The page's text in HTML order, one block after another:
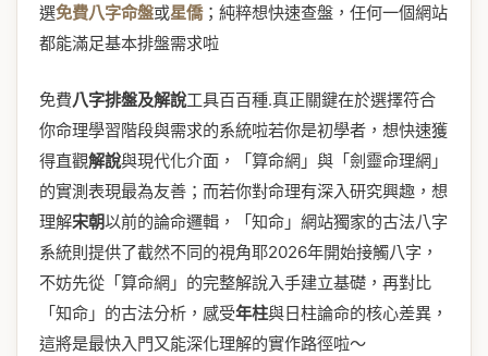
選免費八字命盤或星僑；純粹想快速查盤，任何一個網站
都能滿足基本排盤需求啦
免費八字排盤及解說工具百百種.真正關鍵在於選擇符合
你命理學習階段與需求的系統啦若你是初學者，想快速獲
得直觀解說與現代化介面，「算命網」與「劍靈命理網」
的實測表現最為友善；而若你對命理有深入研究興趣，想
理解宋朝以前的論命邏輯，「知命」網站獨家的古法八字
系統則提供了截然不同的視角耶2026年開始接觸八字，
不妨先從「算命網」的完整解說入手建立基礎，再對比
「知命」的古法分析，感受年柱與日柱論命的核心差異，
這將是最快入門又能深化理解的實作路徑啦～